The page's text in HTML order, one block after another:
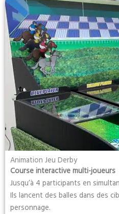
Animation Jeu Derby
Course interactive multi-joueurs
Jusqu’à 4 participants en
Ils lancent des balles dans des
personnage.